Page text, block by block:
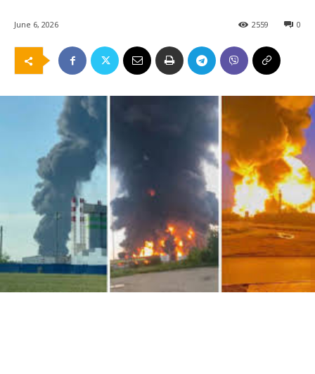
June 6, 2026 0
2559